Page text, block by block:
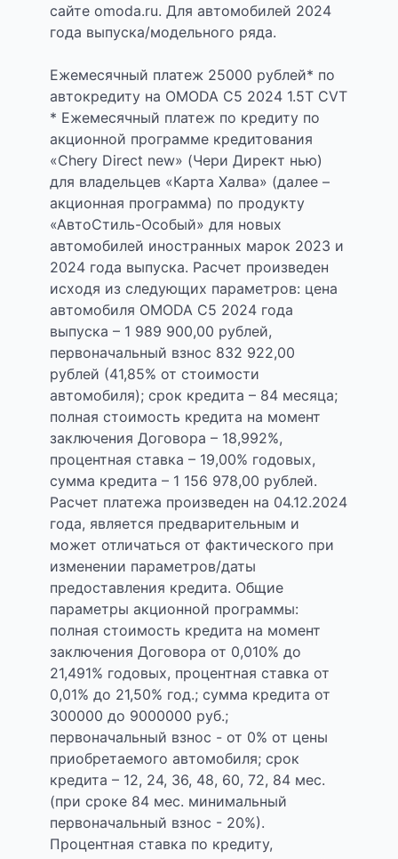
сайте omoda.ru. Для автомобилей 2024
года выпуска/модельного ряда.
Ежемесячный платеж 25000 рублей* по
автокредиту на OMODA C5 2024 1.5T CVT
* Ежемесячный платеж по кредиту по
акционной программе кредитования
«Chery Direct new» (Чери Директ нью)
для владельцев «Карта Халва» (далее –
акционная программа) по продукту
«АвтоСтиль-Особый» для новых
автомобилей иностранных марок 2023 и
2024 года выпуска. Расчет произведен
исходя из следующих параметров: цена
автомобиля OMODA C5 2024 года
выпуска – 1 989 900,00 рублей,
первоначальный взнос 832 922,00
рублей (41,85% от стоимости
автомобиля); срок кредита – 84 месяца;
полная стоимость кредита на момент
заключения Договора – 18,992%,
процентная ставка – 19,00% годовых,
сумма кредита – 1 156 978,00 рублей.
Расчет платежа произведен на 04.12.2024
года, является предварительным и
может отличаться от фактического при
изменении параметров/даты
предоставления кредита. Общие
параметры акционной программы:
полная стоимость кредита на момент
заключения Договора от 0,010% до
21,491% годовых, процентная ставка от
0,01% до 21,50% год.; сумма кредита от
300000 до 9000000 руб.;
первоначальный взнос - от 0% от цены
приобретаемого автомобиля; срок
кредита – 12, 24, 36, 48, 60, 72, 84 мес.
(при сроке 84 мес. минимальный
первоначальный взнос - 20%).
Процентная ставка по кредиту,